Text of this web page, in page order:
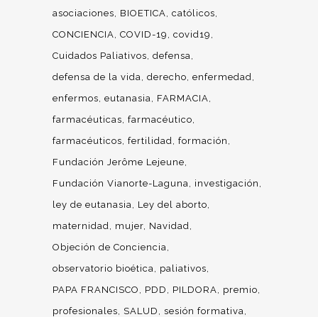
asociaciones BIOETICA católicos
CONCIENCIA COVID-19
covid19
Cuidados Paliativos defensa
defensa de la vida derecho enfermedad
enfermos eutanasia
FARMACIA
farmacéuticas farmacéutico
farmacéuticos fertilidad formación
Fundación Jerôme Lejeune
Fundación Vianorte-Laguna
investigación
ley de eutanasia
Ley del aborto
maternidad
mujer Navidad
Objeción de Conciencia
observatorio bioética
paliativos
PAPA FRANCISCO
PDD PILDORA
premio
profesionales
SALUD
sesión formativa